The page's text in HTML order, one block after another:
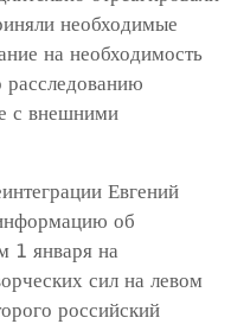
необходимые
на необходимость
расследованию
с внешними
Евгений
об
1 января на
сил на левом
российский